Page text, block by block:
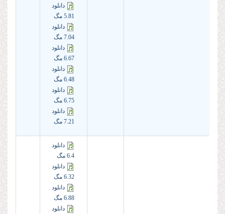
دانلود
5.81 مگ
دانلود
7.04 مگ
دانلود
6.67 مگ
دانلود
6.48 مگ
دانلود
6.75 مگ
دانلود
7.21 مگ
دانلود
6.4 مگ
دانلود
6.32 مگ
دانلود
6.88 مگ
دانلود